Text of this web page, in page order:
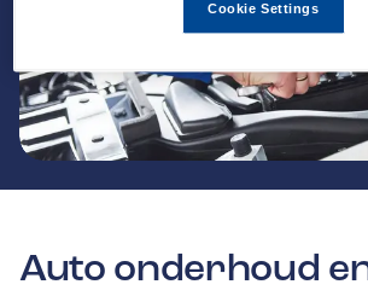
Cookie Settings
Auto onderhoud